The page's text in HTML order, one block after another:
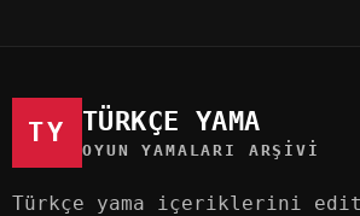
TY TÜRKÇE YAMA
OYUN YAMALARI ARŞIVI
Türkçe yama içeriklerini